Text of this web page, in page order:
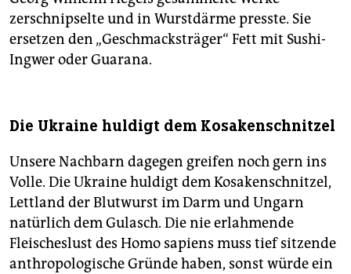
zerschnipselte und in Wurstdärme presste. Sie
ersetzen den „Geschmacksträger“ Fett mit Sushi-
Ingwer oder Guarana.
Die Ukraine huldigt dem Kosakenschnitzel
Unsere Nachbarn dagegen greifen noch gern ins
Volle. Die Ukraine huldigt dem Kosakenschnitzel,
Lettland der Blutwurst im Darm und Ungarn
natürlich dem Gulasch. Die nie erlahmende
Fleischeslust des Homo sapiens muss tief sitzende
anthropologische Gründe haben, sonst würde ein